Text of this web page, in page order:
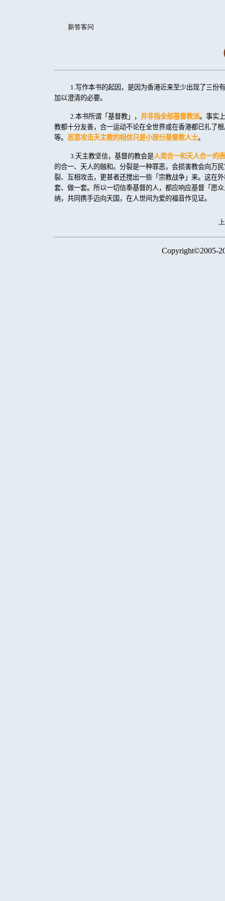
新答客问
1.写作本书的起因，是因为香港近来至少出现了三份
加以澄清的必要。
2.本书所谓「基督教」， 并非指全部基督教派。事实
教都十分友善，合一运动不论在全世界或在香港都已扎了
等。 恶意攻击天主教的相信只是小部分基督教人士。
3.天主教坚信，基督的教会是人类合一和天人合一的
的合一、天人的融和。分裂是一种罪恶，会损害教会向万
裂、互相攻击，更甚者还搅出一些「宗教战争」来。这在
套、做一套。所以一切信奉基督的人，都应响应基督「愿
纳，共同携手迈向天国，在人世间为爱的福音作见证。
Copyright©2005-